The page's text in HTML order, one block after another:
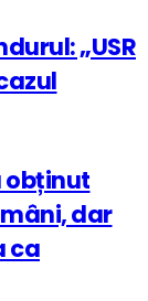
„USR
obținut
dar
ca